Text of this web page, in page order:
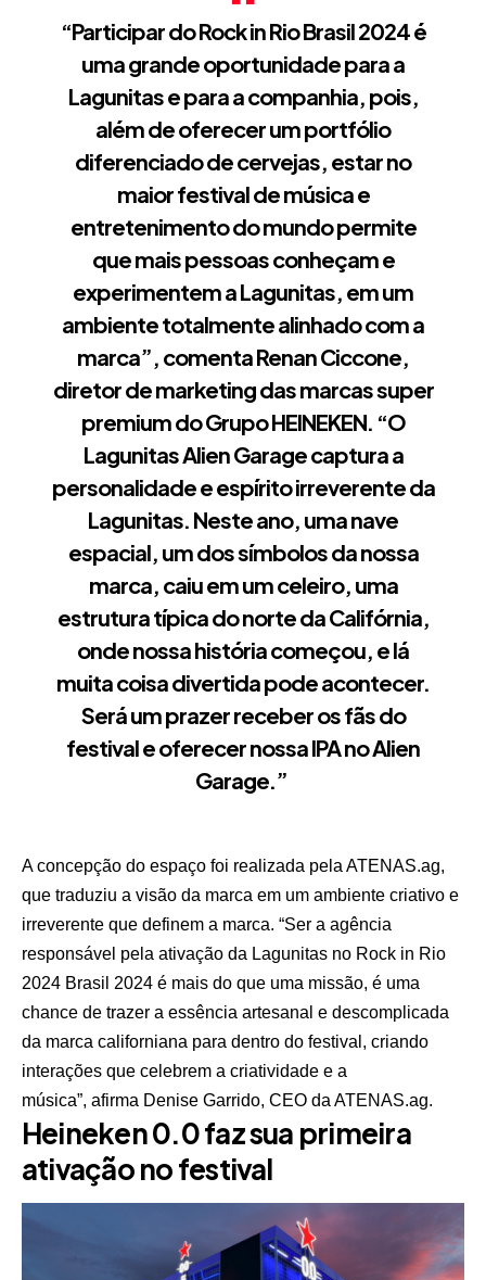
“Participar do Rock in Rio Brasil 2024 é
uma grande oportunidade para a
Lagunitas e para a companhia, pois,
além de oferecer um portfólio
diferenciado de cervejas, estar no
maior festival de música e
entretenimento do mundo permite
que mais pessoas conheçam e
experimentem a Lagunitas, em um
ambiente totalmente alinhado com a
marca”, comenta Renan Ciccone,
diretor de marketing das marcas super
premium do Grupo HEINEKEN. “O
Lagunitas Alien Garage captura a
personalidade e espírito irreverente da
Lagunitas. Neste ano, uma nave
espacial, um dos símbolos da nossa
marca, caiu em um celeiro, uma
estrutura típica do norte da Califórnia,
onde nossa história começou, e lá
muita coisa divertida pode acontecer.
Será um prazer receber os fãs do
festival e oferecer nossa IPA no Alien
Garage.”
A concepção do espaço foi realizada pela ATENAS.ag,
que traduziu a visão da marca em um ambiente criativo e
irreverente que definem a marca. “Ser a agência
responsável pela ativação da Lagunitas no Rock in Rio
2024 Brasil 2024 é mais do que uma missão, é uma
chance de trazer a essência artesanal e descomplicada
da marca californiana para dentro do festival, criando
interações que celebrem a criatividade e a
música”, afirma Denise Garrido, CEO da ATENAS.ag.
Heineken 0.0 faz sua primeira
ativação no festival